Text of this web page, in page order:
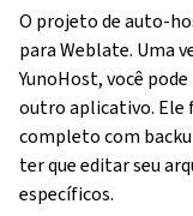
O projeto de auto-
para Weblate. Uma
YunoHost, você
outro aplicativo. Ele
completo com
ter que editar seu
específicos.